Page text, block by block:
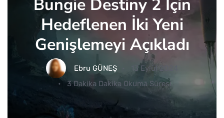
Bungie Destiny 2 İçin
Hedeflenen İki Yeni
Genişlemeyi Açıkladı
Ebru GÜNEŞ
13 Eylül 2024
3 Dakika Dakika Okuma Süresi